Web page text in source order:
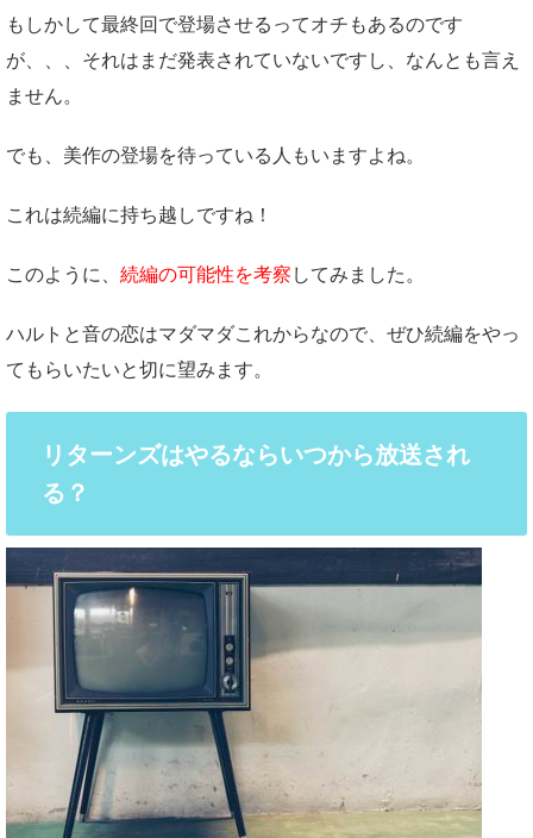
もしかして最終回で登場させるってオチもあるのです
が、、、それはまだ発表されていないですし、なんとも言え
ません。
でも、美作の登場を待っている人もいますよね。
これは続編に持ち越しですね！
このように、 続編の可能性を考察 してみました。
ハルトと音の恋はマダマダこれからなので、ぜひ続編をやっ
てもらいたいと切に望みます。
リターンズはやるならいつから放送され
る？